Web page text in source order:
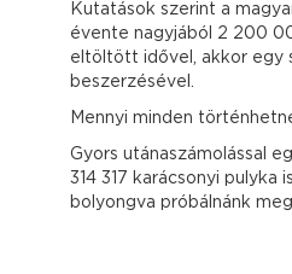
Kutatások szerint a
évente nagyjából 2 200
eltöltött idővel, akkor egy
beszerzésével.
Mennyi minden
Gyors utánaszámolással
314 317 karácsonyi
bolyongva próbálnánk